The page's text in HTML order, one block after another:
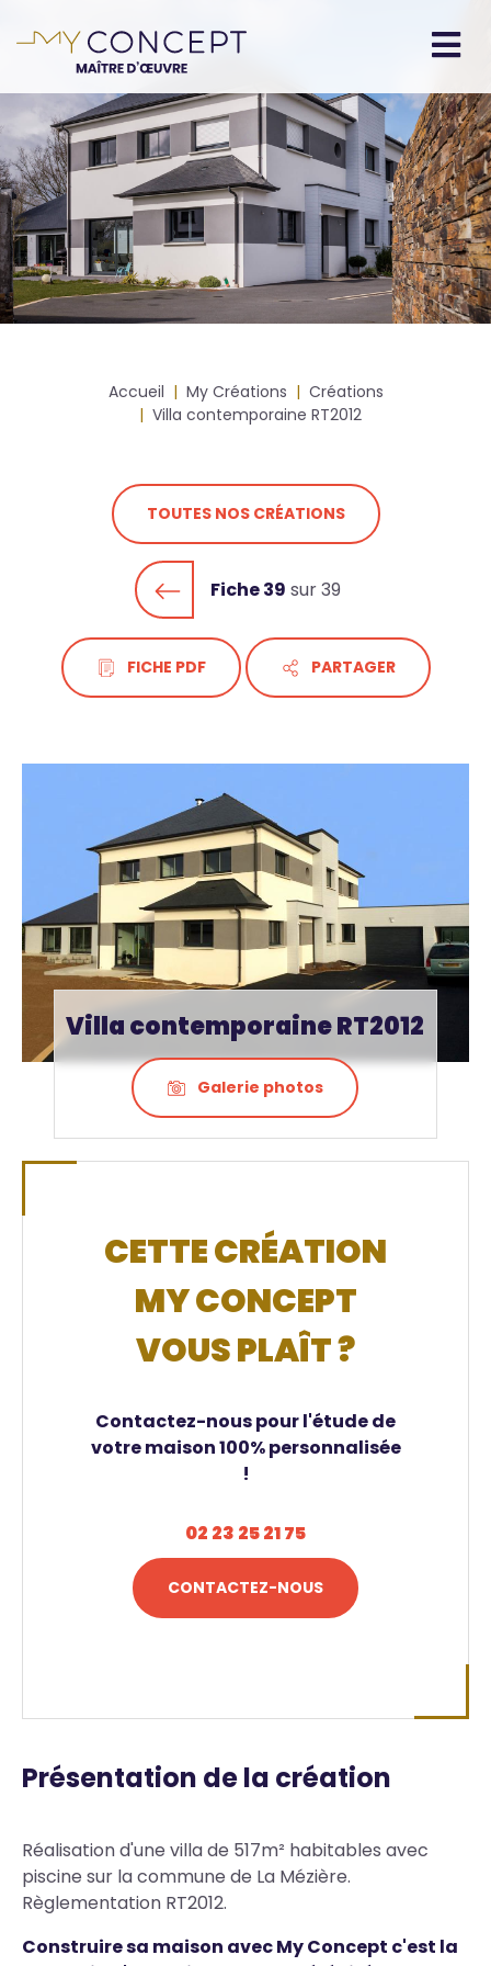
au
principal
principale
Fil
d'Ariane
Accueil My Créations
Créations
Villa contemporaine RT2012
TOUTES NOS CRÉATIONS
Fiche 39 sur 39
FICHE PDF PARTAGER
Villa contemporaine RT2012
Galerie photos
CETTE CRÉATION
MY CONCEPT
VOUS PLAÎT ?
Contactez-nous pour l'étude de
votre maison 100% personnalisée
!
02 23 25 21 75
CONTACTEZ-NOUS
Présentation de la création
Réalisation d'une villa de 517m² habitables avec
piscine sur la commune de La Mézière.
Règlementation RT2012.
Construire sa maison avec My Concept c'est la